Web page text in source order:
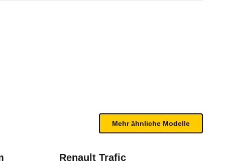
Fahrzeug.
sind, entnehmen Sie bitte dem Rückruf, da
Schwächen beim Frontcrash (harte
(2009 - 2015)
Renault Trafic
Mehr ähnliche Modelle